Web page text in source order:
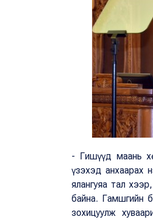
- Гишүүд маань
үзэхэд анхаарах
ялангуяа тал
байна. Гамшгийн
зохицуулж